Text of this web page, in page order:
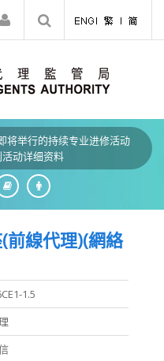
将举行的持续专业进修活动
动详细资料
前線代理)(網絡
1.5